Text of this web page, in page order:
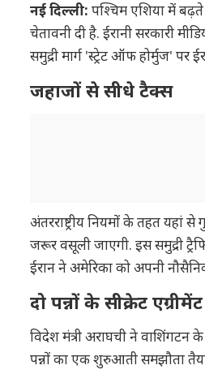
नई दिल्ली: पश्चिम एशिया में
चेतावनी दी है. ईरानी सरकारी
समुद्री मार्ग 'स्ट्रेट ऑफ होर्मुज' पर
जहाजों से सीधे टैक्स
अंतरराष्ट्रीय नियमों के तहत
जरूर वसूली जाएगी. इस समुद्री
ईरान ने अमेरिका को अपनी
दो पन्नों के सीक्रेट
विदेश मंत्री अराघची ने वाशिंगटन
पन्नों का एक शुरुआती समझौता